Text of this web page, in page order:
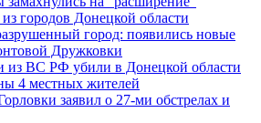
городов Донецкой области
город: появились новые
Дружковки
из ВС РФ убили в Донецкой области
4 местных жителей
заявил о 27-ми обстрелах и